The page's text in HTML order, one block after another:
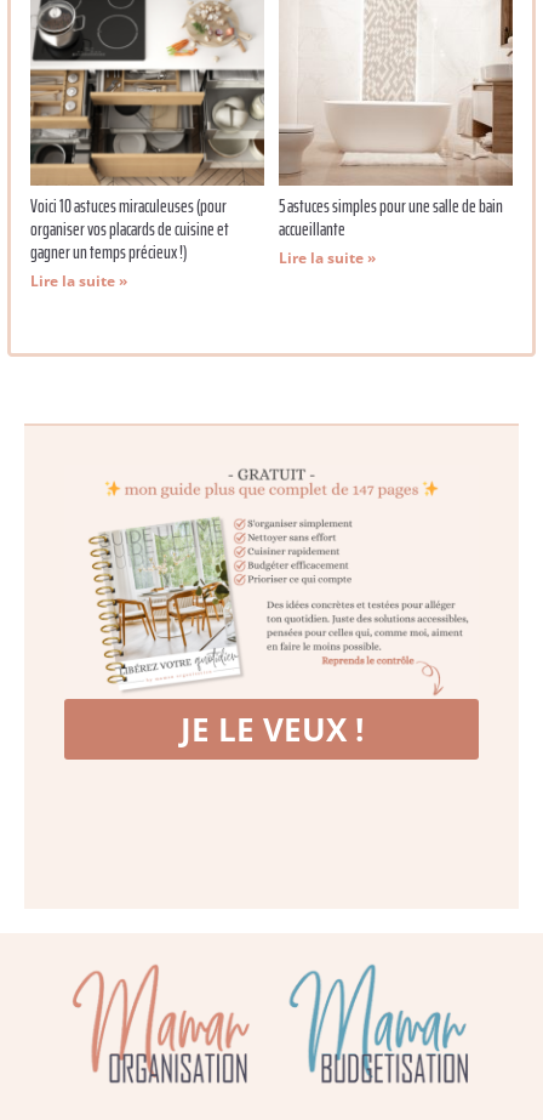
Voici 10 astuces miraculeuses (pour
organiser vos placards de cuisine et
gagner un temps précieux !)
Lire la suite »
5 astuces simples pour une salle de bain
accueillante
Lire la suite »
JE LE VEUX !